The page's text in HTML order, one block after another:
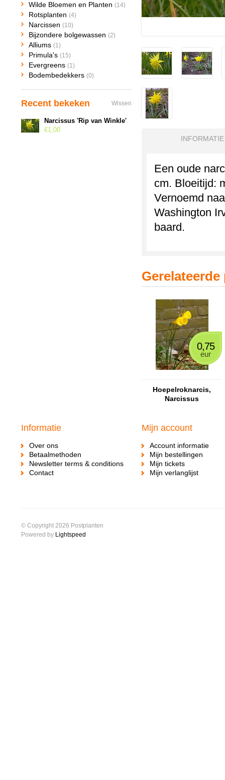
INFORMATIE
Een oude
cm. Bloeitijd:
Vernoemd
Washington
baard.
0,75
eur
Hoepelroknarcis,
Narcissus
Wilde Bloemen en Planten (14)
Rotsplanten (4)
Narcissen (10)
Bijzondere bolgewassen (2)
Alliums (1)
Primula's (15)
Evergreens (1)
Bodembedekkers (0)
Recent bekeken Wissen
Narcissus 'Rip van Winkle'
€1,00
Informatie
Over ons
Betaalmethoden
Newsletter terms & conditions
Contact
Mijn account
Account informatie
Mijn bestellingen
Mijn tickets
Mijn verlanglijst
© Copyright 2026 Postplanten
Powered by Lightspeed